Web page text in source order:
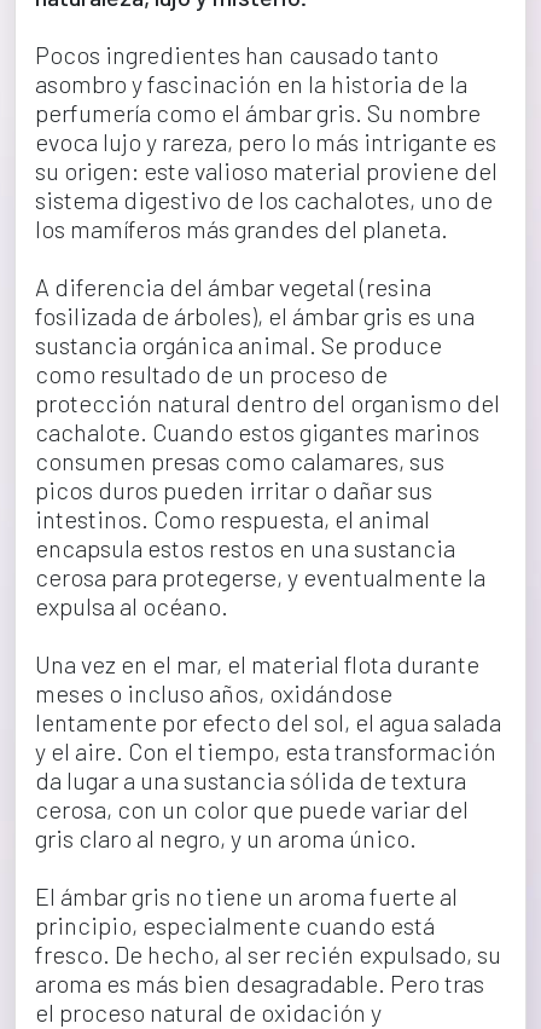
Pocos ingredientes han causado tanto
asombro y fascinación en la historia de la
perfumería como el ámbar gris. Su nombre
evoca lujo y rareza, pero lo más intrigante es
su origen: este valioso material proviene del
sistema digestivo de los cachalotes, uno de
los mamíferos más grandes del planeta.
A diferencia del ámbar vegetal (resina
fosilizada de árboles), el ámbar gris es una
sustancia orgánica animal. Se produce
como resultado de un proceso de
protección natural dentro del organismo del
cachalote. Cuando estos gigantes marinos
consumen presas como calamares, sus
picos duros pueden irritar o dañar sus
intestinos. Como respuesta, el animal
encapsula estos restos en una sustancia
cerosa para protegerse, y eventualmente la
expulsa al océano.
Una vez en el mar, el material flota durante
meses o incluso años, oxidándose
lentamente por efecto del sol, el agua salada
y el aire. Con el tiempo, esta transformación
da lugar a una sustancia sólida de textura
cerosa, con un color que puede variar del
gris claro al negro, y un aroma único.
El ámbar gris no tiene un aroma fuerte al
principio, especialmente cuando está
fresco. De hecho, al ser recién expulsado, su
aroma es más bien desagradable. Pero tras
el proceso natural de oxidación y